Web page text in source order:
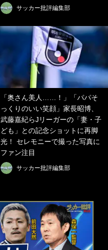
サッカー批評編集部
「奥さん美人……！」「パパそ
っくりのいい笑顔」家長昭博、
武藤嘉紀らJリーガーの「妻・子
ども」との記念ショットに再脚
光！ セレモニーで撮った写真に
ファン注目
サッカー批評編集部